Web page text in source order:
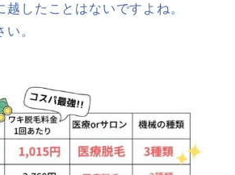
越したことはないですよね。
。